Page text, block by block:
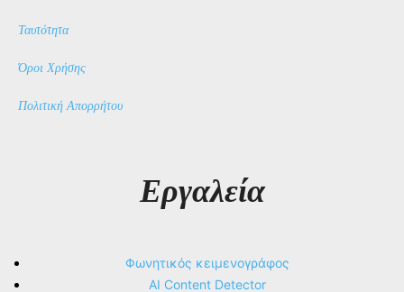
Ταυτότητα
Όροι Χρήσης
Πολιτική Απορρήτου
Εργαλεία
Φωνητικός κειμενογράφος
AI Content Detector